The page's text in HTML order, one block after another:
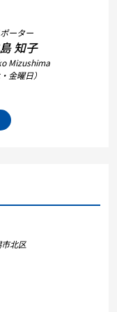
ーター
知子
Mizushima
・金曜日）
北区